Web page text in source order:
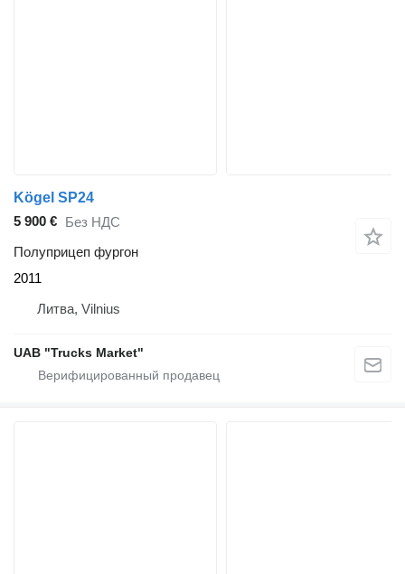
Kögel SP24
5 900 €
Без НДС
Полуприцеп фургон
2011
Литва, Vilnius
UAB "Trucks Market"